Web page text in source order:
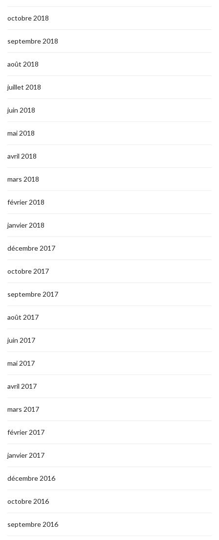
octobre 2018
septembre 2018
août 2018
juillet 2018
juin 2018
mai 2018
avril 2018
mars 2018
février 2018
janvier 2018
décembre 2017
octobre 2017
septembre 2017
août 2017
juin 2017
mai 2017
avril 2017
mars 2017
février 2017
janvier 2017
décembre 2016
octobre 2016
septembre 2016